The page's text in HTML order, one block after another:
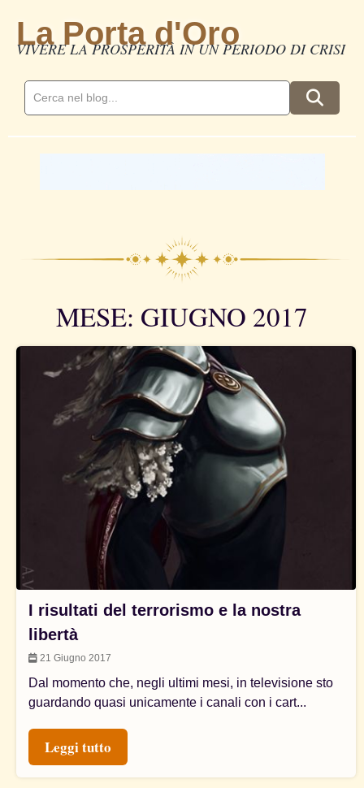
La Porta d'Oro
VIVERE LA PROSPERITÀ IN UN PERIODO DI CRISI
MESE: GIUGNO 2017
I risultati del terrorismo e la nostra
libertà
21 Giugno 2017
Dal momento che, negli ultimi mesi, in televisione sto
guardando quasi unicamente i canali con i cart...
Leggi tutto